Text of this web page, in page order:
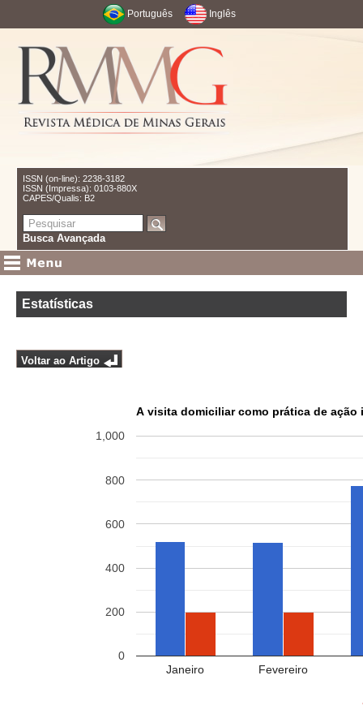
Português Inglês
ISSN (on-line): 2238-3182
ISSN (Impressa): 0103-880X
CAPES/Qualis: B2
Busca Avançada
Estatísticas
Voltar ao Artigo
A visita domiciliar como prática de
Janeiro Fevereiro
0
200
400
600
800
1,000